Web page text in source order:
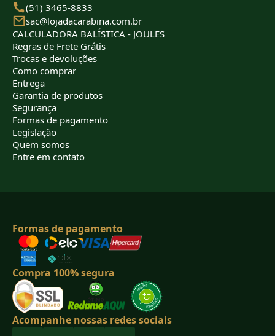
(51) 3465-8833
sac@lojadacarabina.com.br
CALCULADORA BALÍSTICA - JOULES
Regras de Frete Grátis
Trocas e devoluções
Como comprar
Entrega
Garantia de produtos
Segurança
Formas de pagamento
Legislação
Quem somos
Entre em contato
Formas de pagamento
Compra 100% segura
Acompanhe nossas redes sociais